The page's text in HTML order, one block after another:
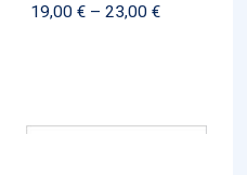
19,00 € – 23,00 €Price